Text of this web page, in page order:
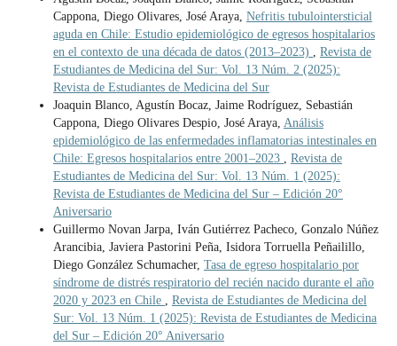
Cappona, Diego Olivares, José Araya, Nefritis tubulointersticial
aguda en Chile: Estudio epidemiológico de egresos hospitalarios
en el contexto de una década de datos (2013–2023) , Revista de
Estudiantes de Medicina del Sur: Vol. 13 Núm. 2 (2025):
Revista de Estudiantes de Medicina del Sur
Joaquin Blanco, Agustín Bocaz, Jaime Rodríguez, Sebastián
Cappona, Diego Olivares Despio, José Araya, Análisis
epidemiológico de las enfermedades inflamatorias intestinales en
Chile: Egresos hospitalarios entre 2001–2023 , Revista de
Estudiantes de Medicina del Sur: Vol. 13 Núm. 1 (2025):
Revista de Estudiantes de Medicina del Sur – Edición 20°
Aniversario
Guillermo Novan Jarpa, Iván Gutiérrez Pacheco, Gonzalo Núñez
Arancibia, Javiera Pastorini Peña, Isidora Torruella Peñailillo,
Diego González Schumacher, Tasa de egreso hospitalario por
síndrome de distrés respiratorio del recién nacido durante el año
2020 y 2023 en Chile , Revista de Estudiantes de Medicina del
Sur: Vol. 13 Núm. 1 (2025): Revista de Estudiantes de Medicina
del Sur – Edición 20° Aniversario